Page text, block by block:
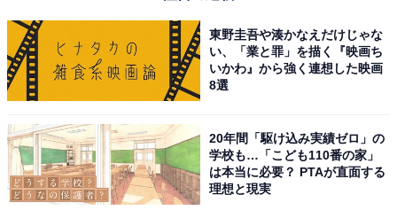
東野圭吾や湊かなえだけじゃな
い、「業と罪」を描く『映画ち
いかわ』から強く連想した映画
8選
20年間「駆け込み実績ゼロ」の
学校も…「こども110番の家」
は本当に必要？ PTAが直面する
理想と現実